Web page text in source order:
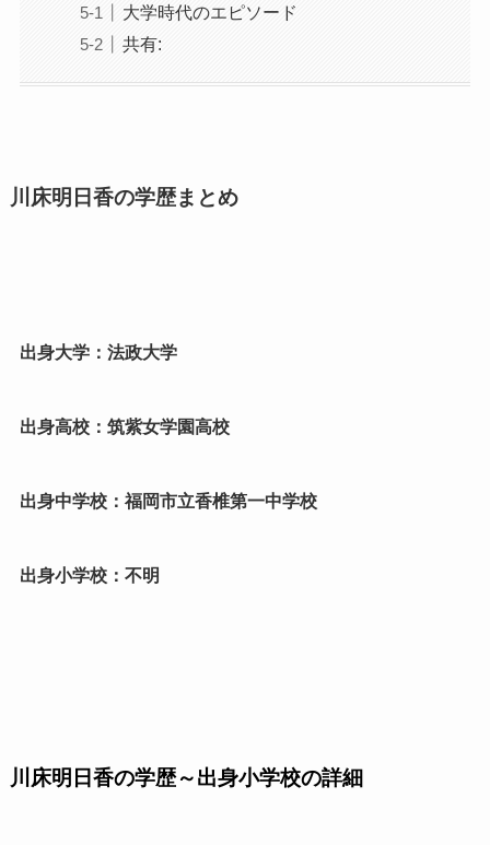
大学時代のエピソード
共有:
川床明日香の学歴まとめ
出身大学：法政大学
出身高校：筑紫女学園高校
出身中学校：福岡市立香椎第一中学校
出身小学校：不明
川床明日香の学歴～出身小学校の詳細